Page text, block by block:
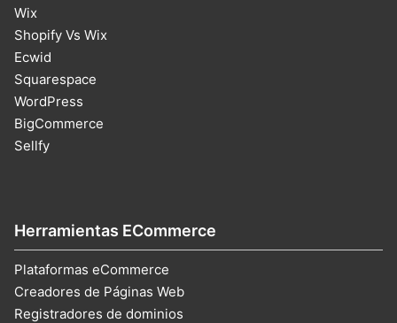
Herramientas ECommerce
Plataformas eCommerce
Creadores de Páginas Web
Registradores de dominios
Wix
Shopify Vs Wix
Ecwid
Squarespace
WordPress
BigCommerce
Sellfy